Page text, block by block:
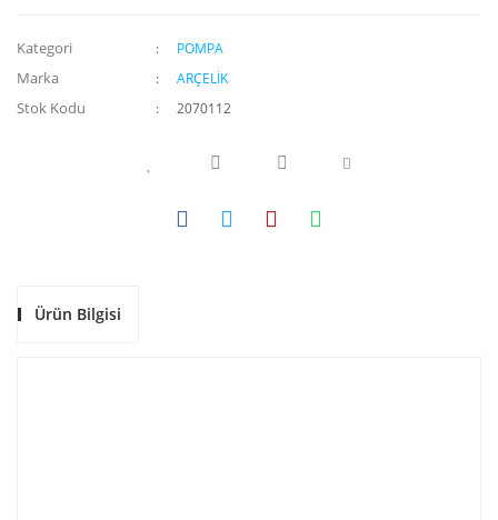
Kategori POMPA
Marka ARÇELİK
Stok Kodu 2070112
Ürün Bilgisi